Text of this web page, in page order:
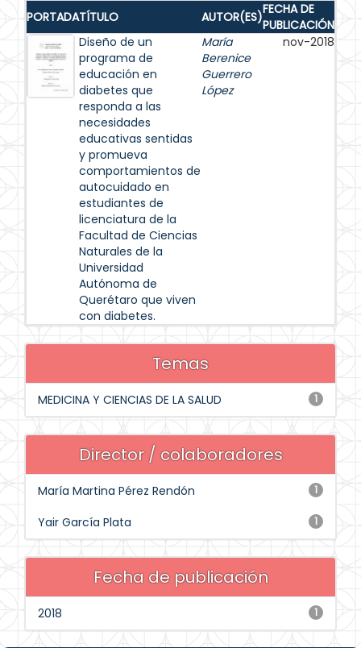
PORTADATÍTULO AUTOR(ES)FECHA DE
PUBLICACIÓN
Diseño de un
programa de
educación en
diabetes que
responda a las
necesidades
educativas sentidas
y promueva
comportamientos de
autocuidado en
estudiantes de
licenciatura de la
Facultad de Ciencias
Naturales de la
Universidad
Autónoma de
Querétaro que viven
con diabetes.
María
Berenice
Guerrero
López
nov-2018
Temas
1
MEDICINA Y CIENCIAS DE LA SALUD
Director / colaboradores
1
María Martina Pérez Rendón
1
Yair García Plata
Fecha de publicación
1
2018